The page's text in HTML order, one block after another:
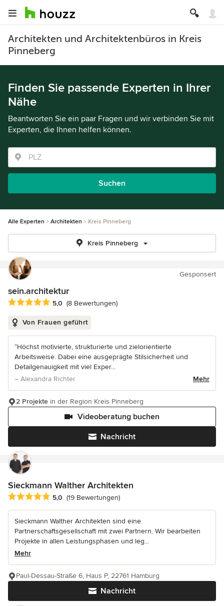
Architekten und Architektenbüros in Kreis
Pinneberg
Finden Sie passende Experten in Ihrer
Nähe
Beantworten Sie ein paar Fragen und wir verbinden Sie mit
Experten, die Ihnen helfen können.
Suchen
Alle Experten Architekten Kreis Pinneberg
Kreis Pinneberg
Gesponsert
sein.architektur
Durchschnittliche Bewertung: 5 von 5 Sternen
5,0 (8 Bewertungen)
Von Frauen geführt
“Höchst motivierte, strukturierte und zielorientierte
Arbeitsweise. Dabei eine ausgeprägte Stilsicherheit und
Detailgenauigkeit mit viel Exper...
– Alexandra Richter
Mehr
Nachricht
Videoberatung buchen
2 Projekte in der Region Kreis Pinneberg
Sieckmann Walther Architekten
Durchschnittliche Bewertung: 5 von 5 Sternen
5,0 (19 Bewertungen)
Sieckmann Walther Architekten sind eine
Partnerschaftsgesellschaft mit zwei Partnern. Wir bearbeiten
Projekte in allen Leistungsphasen und leg...
Mehr
Nachricht
Paul-Dessau-Straße 6, Haus P, 22761 Hamburg